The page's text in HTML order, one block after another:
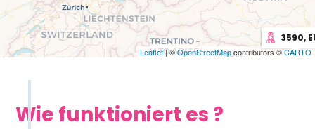
3590,
Leaflet| ©OpenStreetMapcontributors ©CARTO
Wie funktioniert es ?